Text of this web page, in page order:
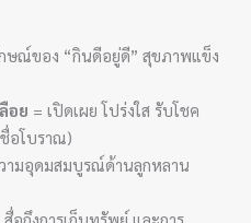
ษณ์ของ “กินดีอยู่ดี” สุขภาพแข็ง
อย = เปิดเผย โปร่งใส รับโชค
อโบราณ)
ามอุดมสมบูรณ์ด้านลูกหลาน